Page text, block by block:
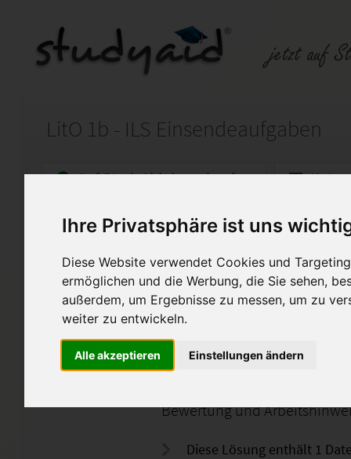
Ihre Privatsphäre ist uns
Diese Website verwendet Cookies und
ermöglichen und die Werbung, die Sie sehen,
außerdem, um Ergebnisse zu messen, um zu
weiter zu entwickeln.
Alle akzeptieren Einstellungen ändern
LitO 1b - ILS Einsendeaufgaben
Auf StudyAid.de verkaufen
Startseite Abitur und Hochschule
LitO 1b / 0308 N
Hinweis: Diese Lösung darf
Unterstützung für die
verwendet werden. Das
ist untersagt !
Bewertung und
Diese Lösung enthält 1